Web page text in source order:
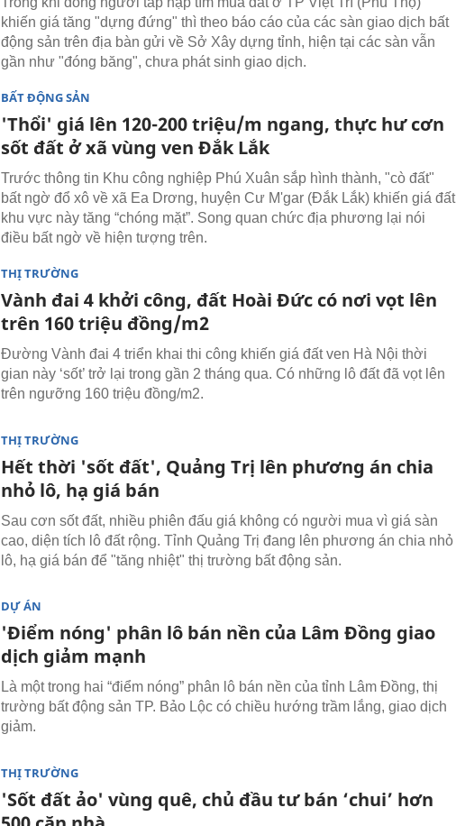
khiến giá tăng "dựng đứng" thì theo báo cáo của các sàn giao dịch bất
động sản trên địa bàn gửi về Sở Xây dựng tỉnh, hiện tại các sàn vẫn
gần như "đóng băng", chưa phát sinh giao dịch.
BẤT ĐỘNG SẢN
'Thổi' giá lên 120-200 triệu/m ngang, thực hư cơn
sốt đất ở xã vùng ven Đắk Lắk
Trước thông tin Khu công nghiệp Phú Xuân sắp hình thành, "cò đất"
bất ngờ đổ xô về xã Ea Drơng, huyện Cư M'gar (Đắk Lắk) khiến giá đất
khu vực này tăng “chóng mặt”. Song quan chức địa phương lại nói
điều bất ngờ về hiện tượng trên.
THỊ TRƯỜNG
Vành đai 4 khởi công, đất Hoài Đức có nơi vọt lên
trên 160 triệu đồng/m2
Đường Vành đai 4 triển khai thi công khiến giá đất ven Hà Nội thời
gian này ‘sốt’ trở lại trong gần 2 tháng qua. Có những lô đất đã vọt lên
trên ngưỡng 160 triệu đồng/m2.
THỊ TRƯỜNG
Hết thời 'sốt đất', Quảng Trị lên phương án chia
nhỏ lô, hạ giá bán
Sau cơn sốt đất, nhiều phiên đấu giá không có người mua vì giá sàn
cao, diện tích lô đất rộng. Tỉnh Quảng Trị đang lên phương án chia nhỏ
lô, hạ giá bán để "tăng nhiệt" thị trường bất động sản.
DỰ ÁN
'Điểm nóng' phân lô bán nền của Lâm Đồng giao
dịch giảm mạnh
Là một trong hai “điểm nóng” phân lô bán nền của tỉnh Lâm Đồng, thị
trường bất động sản TP. Bảo Lộc có chiều hướng trầm lắng, giao dịch
giảm.
THỊ TRƯỜNG
'Sốt đất ảo' vùng quê, chủ đầu tư bán ‘chui’ hơn